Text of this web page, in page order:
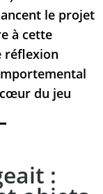
le projet
à cette
réflexion
du jeu
: